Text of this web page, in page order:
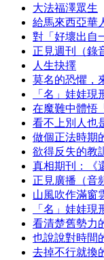
大法福澤眾生
給馬來西亞華
對「好壞出自
正見週刊（錄
人生抉擇
莫名的恐懼，
「名」娃娃現
在魔難中體悟
看不上別人也
做個正法時期
欲得反失的教訓
真相期刊：《
正見廣播（音
山風吹作滿窗
「名」娃娃現
看清楚舊勢力
也說說對時間
去掉不行就換